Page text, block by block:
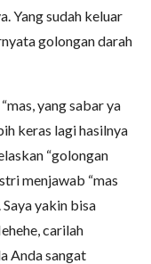
Yang sudah keluar
golongan darah
yang sabar ya
keras lagi hasilnya
“golongan
menjawab “mas
yakin bisa
carilah
Anda sangat